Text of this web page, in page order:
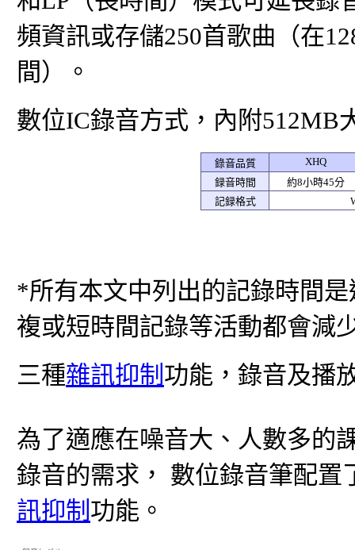
頻資訊或存儲250首歌曲（在
間）。
數位IC錄音方式，內附512MB
錄音品質
XHQ
録音時間
約8小時45分
記録格式
*所有本文中列出的記錄時間
複或短時間記錄等活動都會減
三種雜訊抑制 功能，錄音及播
為了適應在噪音大、人數多的
錄音的需求， 數位錄音筆配
訊抑制 功能。